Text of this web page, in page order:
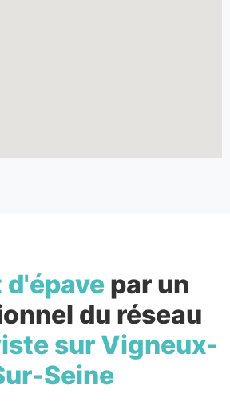
d'épavepar un
du réseau
sur Vigneux-
Seine